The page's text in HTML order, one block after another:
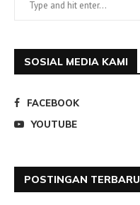
SOSIAL MEDIA KAMI
FACEBOOK
YOUTUBE
POSTINGAN TERBARU